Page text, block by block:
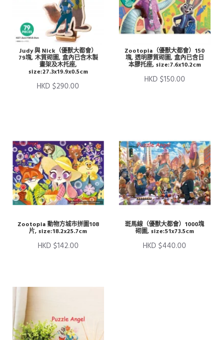
Judy 與 Nick（優獸大都會）
79塊, 木質砌圖, 盒內已含木製
畫架及木托座,
size:27.3x19.9x0.5cm
HKD $290.00
Zootopia（優獸大都會）150
塊, 透明膠質砌圖, 盒內已含日
本膠托座, size:7.6x10.2cm
HKD $150.00
Zootopia 動物方城市拼圖108
片, size:18.2x25.7cm
HKD $142.00
斑馬線（優獸大都會）1000塊
砌圖, size:51x73.5cm
HKD $440.00